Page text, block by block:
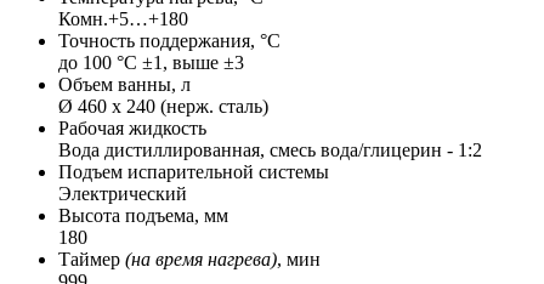
Комн.+5…+180
Точность поддержания, °С
до 100 °С ±1, выше ±3
Объем ванны, л
Ø 460 х 240 (нерж. сталь)
Рабочая жидкость
Вода дистиллированная, смесь вода/глицерин - 1:2
Подъем испарительной системы
Электрический
Высота подъема, мм
180
Таймер (на время нагрева), мин